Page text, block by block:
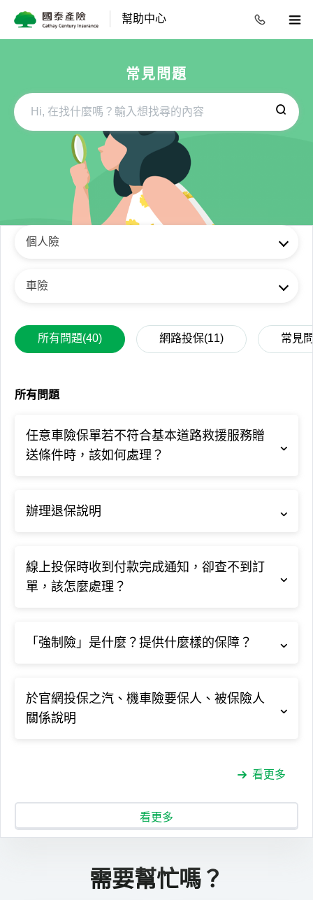
幫助中心
常見問題
個人險
車險
所有問題(40) 網路投保(11) 常見
所有問題
任意車險保單若不符合基本道路救援服務贈
送條件時，該如何處理？
辦理退保說明
線上投保時收到付款完成通知，卻查不到訂
單，該怎麼處理？
「強制險」是什麼？提供什麼樣的保障？
於官網投保之汽、機車險要保人、被保險人
關係說明
看更多
看更多
需要幫忙嗎？